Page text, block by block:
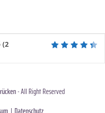
(2
- All Right Reserved